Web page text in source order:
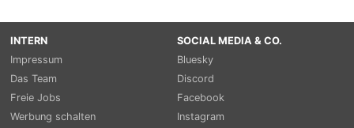
INTERN
Impressum
Das Team
Freie Jobs
Werbung schalten
SOCIAL MEDIA & CO.
Bluesky
Discord
Facebook
Instagram